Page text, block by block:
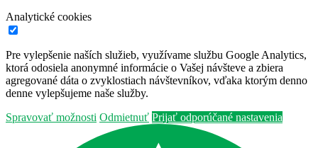
Analytické cookies
Pre vylepšenie naších služieb, využívame službu Google Analytics,
ktorá odosiela anonymné informácie o Vašej návšteve a zbiera
agregované dáta o zvyklostiach návštevníkov, vďaka ktorým denno
denne vylepšujeme naše služby.
Spravovať možnosti Odmietnuť Prijať odporúčané nastavenia